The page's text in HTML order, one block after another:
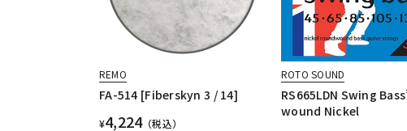
REMO
FA-514 [Fiberskyn 3 / 14]
¥4,224（税込）
ROTO SOUND
RS665LDN Swing
wound Nickel